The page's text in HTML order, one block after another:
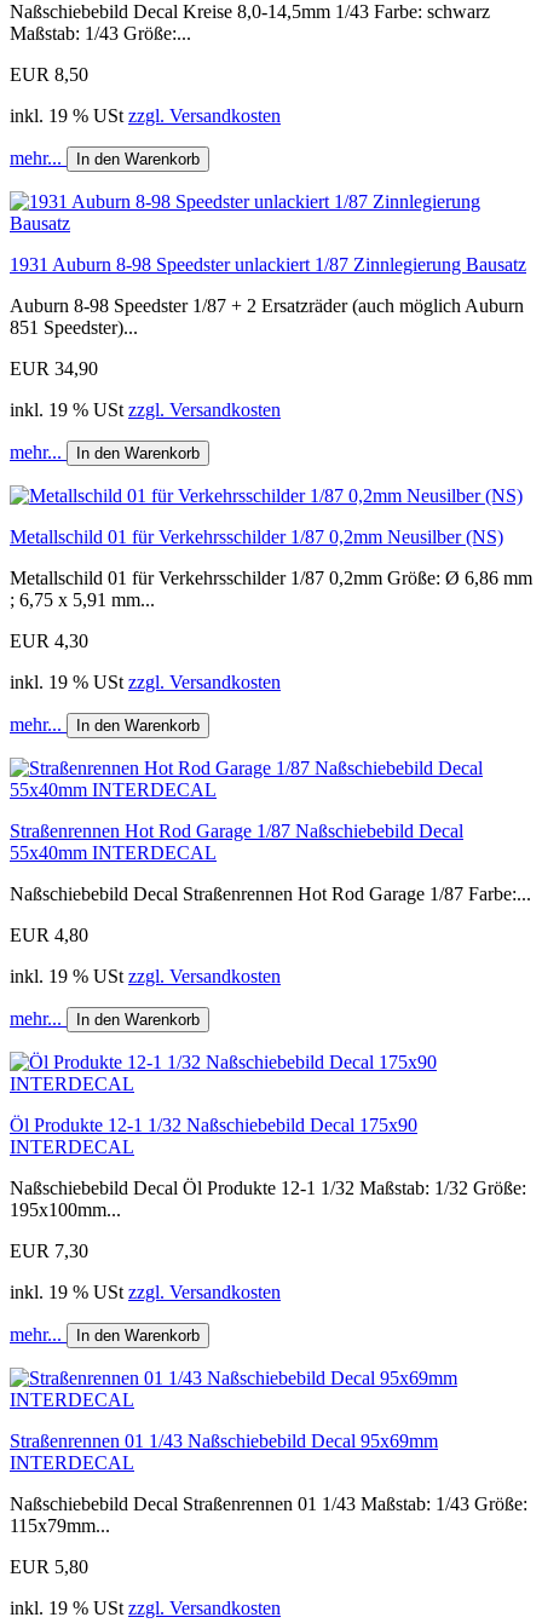
Naßschiebebild Decal Kreise 8,0-14,5mm 1/43 Farbe: schwarz
Maßstab: 1/43 Größe:...
EUR 8,50
inkl. 19 % USt zzgl. Versandkosten
mehr... In den Warenkorb
1931 Auburn 8-98 Speedster unlackiert 1/87 Zinnlegierung Bausatz
Auburn 8-98 Speedster 1/87 + 2 Ersatzräder (auch möglich Auburn
851 Speedster)...
EUR 34,90
inkl. 19 % USt zzgl. Versandkosten
mehr... In den Warenkorb
Metallschild 01 für Verkehrsschilder 1/87 0,2mm Neusilber (NS)
Metallschild 01 für Verkehrsschilder 1/87 0,2mm Größe: Ø 6,86 mm
; 6,75 x 5,91 mm...
EUR 4,30
inkl. 19 % USt zzgl. Versandkosten
mehr... In den Warenkorb
Straßenrennen Hot Rod Garage 1/87 Naßschiebebild Decal
55x40mm INTERDECAL
Naßschiebebild Decal Straßenrennen Hot Rod Garage 1/87 Farbe:...
EUR 4,80
inkl. 19 % USt zzgl. Versandkosten
mehr... In den Warenkorb
Öl Produkte 12-1 1/32 Naßschiebebild Decal 175x90
INTERDECAL
Naßschiebebild Decal Öl Produkte 12-1 1/32 Maßstab: 1/32 Größe:
195x100mm...
EUR 7,30
inkl. 19 % USt zzgl. Versandkosten
mehr... In den Warenkorb
Straßenrennen 01 1/43 Naßschiebebild Decal 95x69mm
INTERDECAL
Naßschiebebild Decal Straßenrennen 01 1/43 Maßstab: 1/43 Größe:
115x79mm...
EUR 5,80
inkl. 19 % USt zzgl. Versandkosten